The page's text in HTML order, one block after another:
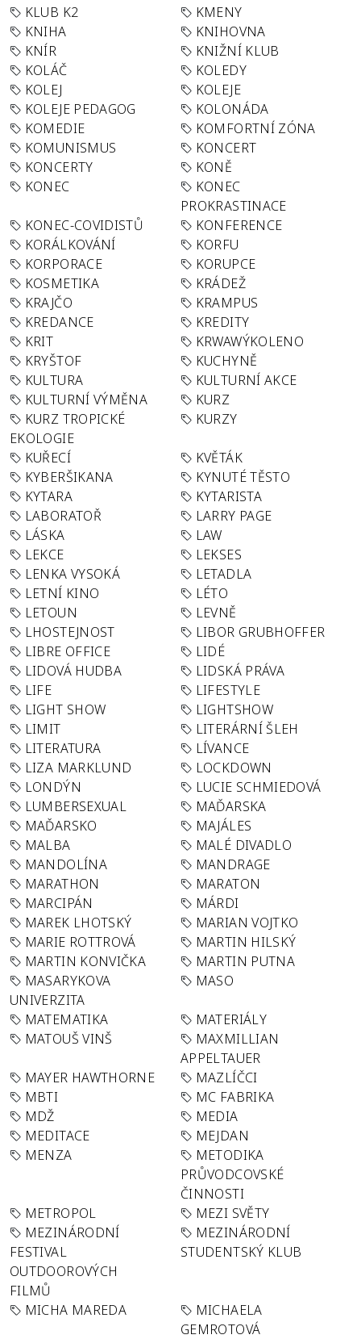
KLUB K2
KMENY
KNIHA
KNIHOVNA
KNÍR
KNIŽNÍ KLUB
KOLÁČ
KOLEDY
KOLEJ
KOLEJE
KOLEJE PEDAGOG
KOLONÁDA
KOMEDIE
KOMFORTNÍ ZÓNA
KOMUNISMUS
KONCERT
KONCERTY
KONĚ
KONEC
KONEC
PROKRASTINACE
KONEC-COVIDISTŮ
KONFERENCE
KORÁLKOVÁNÍ
KORFU
KORPORACE
KORUPCE
KOSMETIKA
KRÁDEŽ
KRAJČO
KRAMPUS
KREDANCE
KREDITY
KRIT
KRWAWÝKOLENO
KRYŠTOF
KUCHYNĚ
KULTURA
KULTURNÍ AKCE
KULTURNÍ VÝMĚNA
KURZ
KURZ TROPICKÉ
EKOLOGIE
KURZY
KUŘECÍ
KVĚTÁK
KYBERŠIKANA
KYNUTÉ TĚSTO
KYTARA
KYTARISTA
LABORATOŘ
LARRY PAGE
LÁSKA
LAW
LEKCE
LEKSES
LENKA VYSOKÁ
LETADLA
LETNÍ KINO
LÉTO
LETOUN
LEVNĚ
LHOSTEJNOST
LIBOR GRUBHOFFER
LIBRE OFFICE
LIDÉ
LIDOVÁ HUDBA
LIDSKÁ PRÁVA
LIFE
LIFESTYLE
LIGHT SHOW
LIGHTSHOW
LIMIT
LITERÁRNÍ ŠLEH
LITERATURA
LÍVANCE
LIZA MARKLUND
LOCKDOWN
LONDÝN
LUCIE SCHMIEDOVÁ
LUMBERSEXUAL
MAĎARSKA
MAĎARSKO
MAJÁLES
MALBA
MALÉ DIVADLO
MANDOLÍNA
MANDRAGE
MARATHON
MARATON
MARCIPÁN
MÁRDI
MAREK LHOTSKÝ
MARIAN VOJTKO
MARIE ROTTROVÁ
MARTIN HILSKÝ
MARTIN KONVIČKA
MARTIN PUTNA
MASARYKOVA
UNIVERZITA
MASO
MATEMATIKA
MATERIÁLY
MATOUŠ VINŠ
MAXMILLIAN
APPELTAUER
MAYER HAWTHORNE
MAZLÍČCI
MBTI
MC FABRIKA
MDŽ
MEDIA
MEDITACE
MEJDAN
MENZA
METODIKA
PRŮVODCOVSKÉ
ČINNOSTI
METROPOL
MEZI SVĚTY
MEZINÁRODNÍ
FESTIVAL
OUTDOOROVÝCH
FILMŮ
MEZINÁRODNÍ
STUDENTSKÝ KLUB
MICHA MAREDA
MICHAELA
GEMROTOVÁ